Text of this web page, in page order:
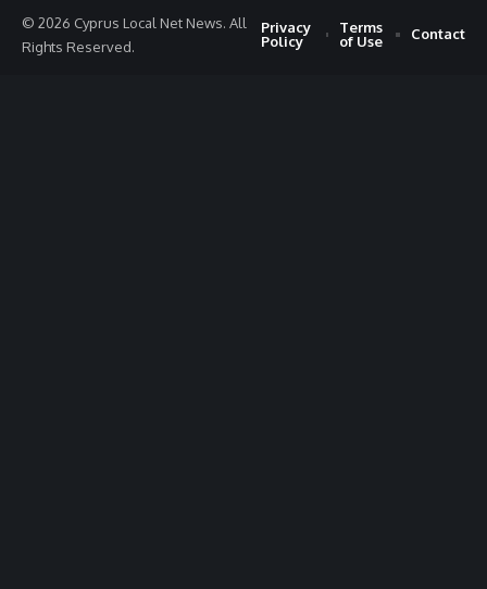
© 2026 Cyprus Local Net News. All
Rights Reserved.
Privacy
Policy
Terms
of Use
Contact